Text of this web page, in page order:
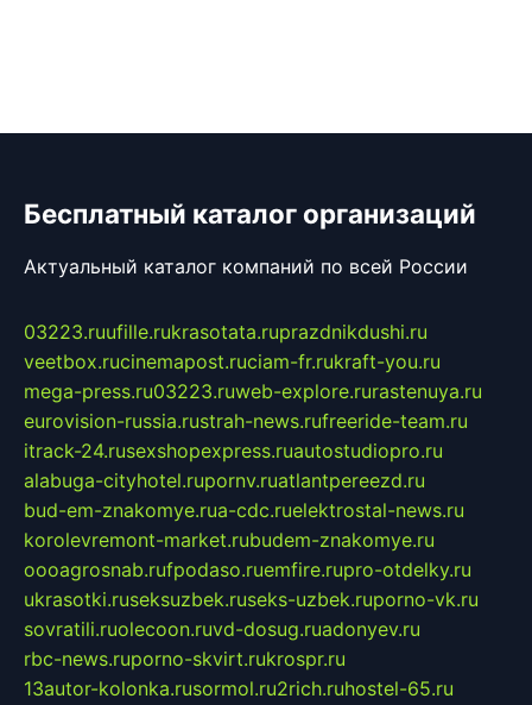
Бесплатный каталог организаций
Актуальный каталог компаний по всей России
03223.ruufille.rukrasotata.ruprazdnikdushi.ru
veetbox.rucinemapost.ruciam-fr.rukraft-you.ru
mega-press.ru03223.ruweb-explore.rurastenuya.ru
eurovision-russia.rustrah-news.rufreeride-team.ru
itrack-24.rusexshopexpress.ruautostudiopro.ru
alabuga-cityhotel.rupornv.ruatlantpereezd.ru
bud-em-znakomye.rua-cdc.ruelektrostal-news.ru
korolevremont-market.rubudem-znakomye.ru
oooagrosnab.rufpodaso.ruemfire.rupro-otdelky.ru
ukrasotki.ruseksuzbek.ruseks-uzbek.ruporno-vk.ru
sovratili.ruolecoon.ruvd-dosug.ruadonyev.ru
rbc-news.ruporno-skvirt.rukrospr.ru
13autor-kolonka.rusormol.ru2rich.ruhostel-65.ru